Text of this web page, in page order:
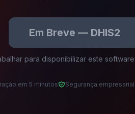
Em Breve — DHIS2
para disponibilizar este
em 5 minutos Segurança empresarial